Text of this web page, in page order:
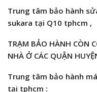
Trung tâm bảo hành
sukara tại Q10 tphcm ,
TRẠM BẢO HÀNH CÒN
NHÀ Ở CÁC QUẬN
Trung tâm bảo hành
tại tphcm :